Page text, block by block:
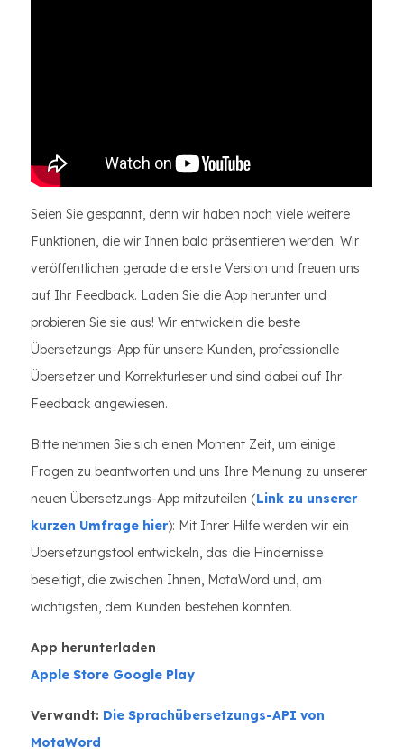
Seien Sie gespannt, denn wir haben noch viele weitere
Funktionen, die wir Ihnen bald präsentieren werden. Wir
veröffentlichen gerade die erste Version und freuen uns
auf Ihr Feedback. Laden Sie die App herunter und
probieren Sie sie aus! Wir entwickeln die beste
Übersetzungs-App für unsere Kunden, professionelle
Übersetzer und Korrekturleser und sind dabei auf Ihr
Feedback angewiesen.
Bitte nehmen Sie sich einen Moment Zeit, um einige
Fragen zu beantworten und uns Ihre Meinung zu unserer
neuen Übersetzungs-App mitzuteilen (Link zu unserer
kurzen Umfrage hier): Mit Ihrer Hilfe werden wir ein
Übersetzungstool entwickeln, das die Hindernisse
beseitigt, die zwischen Ihnen, MotaWord und, am
wichtigsten, dem Kunden bestehen könnten.
App herunterladen
Apple Store Google Play
Verwandt: Die Sprachübersetzungs-API von
MotaWord